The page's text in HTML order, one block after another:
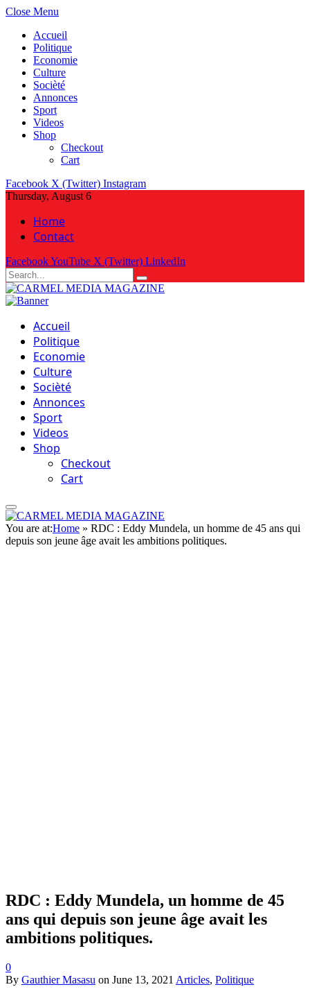
Close Menu
Accueil
Politique
Economie
Culture
Socièté
Annonces
Sport
Videos
Shop
Checkout
Cart
Facebook X (Twitter) Instagram
Thursday, August 6
Home
Contact
FacebookYouTube X (Twitter) LinkedIn
Accueil
Politique
Economie
Culture
Socièté
Annonces
Sport
Videos
Shop
Checkout
Cart
You are at:Home » RDC : Eddy Mundela, un homme de 45 ans qui
depuis son jeune âge avait les ambitions politiques.
RDC : Eddy Mundela, un homme de 45
ans qui depuis son jeune âge avait les
ambitions politiques.
0
By Gauthier Masasu on June 13, 2021 Articles, Politique